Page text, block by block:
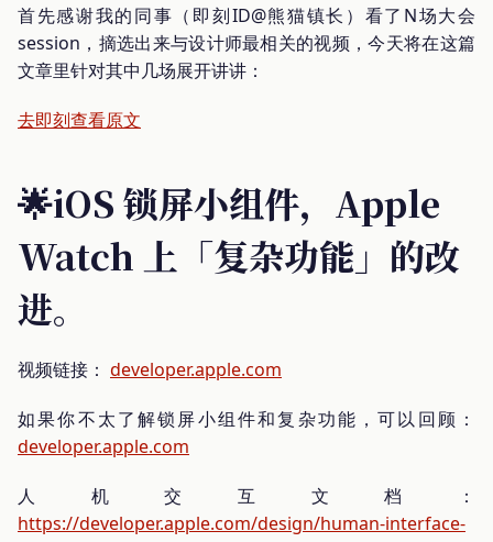
首先感谢我的同事（即刻ID@熊猫镇长）看了N场大会
session，摘选出来与设计师最相关的视频，今天将在这篇
文章里针对其中几场展开讲讲：
去即刻查看原文
🌟iOS 锁屏小组件，Apple
Watch 上「复杂功能」的改
进。
视频链接： developer.apple.com
如果你不太了解锁屏小组件和复杂功能，可以回顾：
developer.apple.com
人机交互文档：
https://developer.apple.com/design/human-interface-